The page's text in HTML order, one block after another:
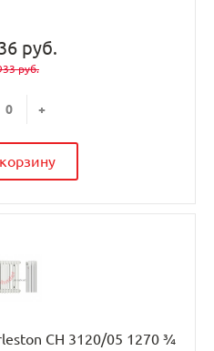
руб.
руб.
+
CH 3120/05 1270 ¾